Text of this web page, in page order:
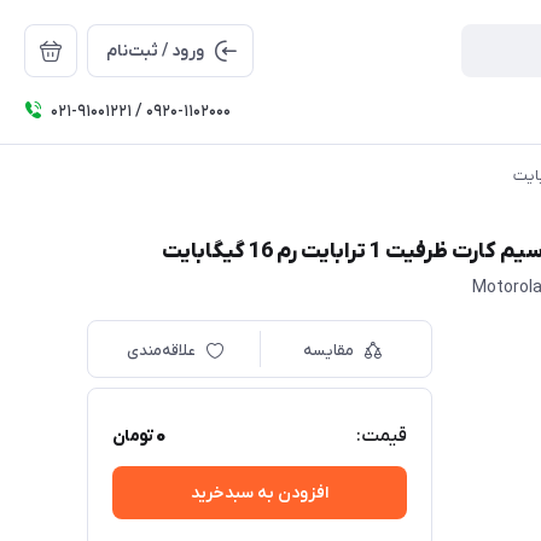
ورود / ثبت‌نام
۰۲۱-91001221 / 0920-1102000
مقایسه علاقه‌مندی
قیمت: 0تومان
افزودن به سبدخرید